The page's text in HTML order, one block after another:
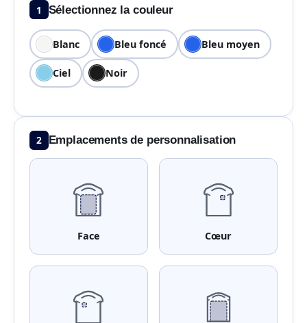
1 Sélectionnez la couleur
Blanc Bleu foncé Bleu moyen
Ciel Noir
2 Emplacements de personnalisation
Face Cœur